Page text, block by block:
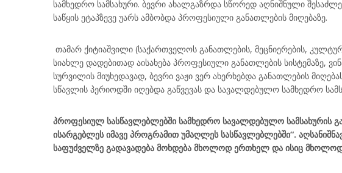
სამხედრო სამსახური. ბევრი ახალგაზრდა სწორედ აღნიშნული
საწყის ეტაპზევე უარს ამბობდა პროფესიული განათლების მიღებაზე.
თამარ ქიტიაშვილი (საქართველოს განათლების, მეცნიერების,
სიახლე დადებითად აისახება პროფესიული განათლების სისტემაზე,
სურვილის მიუხედავად, ბევრი ვაჟი ვერ ახერხებდა განათლების
სწავლის პერიოდში იღებდა გაწვევას და სავალდებულო სამხედრო
პროფესიულ სასწავლებლებში სამხედრო სავალდებულო სამსახურის
ისარგებლეს იმავე პროგრამით უმაღლეს სასწავლებლებში“.
საფუძველზე გადავადება მოხდება მხოლოდ ერთხელ და ისიც